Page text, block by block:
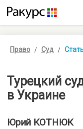
Право Суд
Турецкий
в Украине
Юрий КОТНЮК